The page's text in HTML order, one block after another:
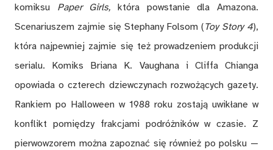
komiksu Paper Girls, która powstanie dla Amazona.
Scenariuszem zajmie się Stephany Folsom (Toy Story 4),
która najpewniej zajmie się też prowadzeniem produkcji
serialu. Komiks Briana K. Vaughana i Cliffa Chianga
opowiada o czterech dziewczynach rozwożących gazety.
Rankiem po Halloween w 1988 roku zostają uwikłane w
konflikt pomiędzy frakcjami podróżników w czasie. Z
pierwowzorem można zapoznać się również po polsku —